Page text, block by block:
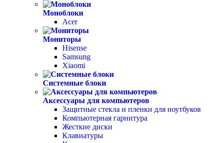
Моноблоки
Acer
Мониторы
Hisense
Samsung
Xiaomi
Системные блоки
Аксессуары для компьютеров
Защитные стекла и пленки для ноутбуков
Компьютерная гарнитура
Жесткие диски
Клавиатуры